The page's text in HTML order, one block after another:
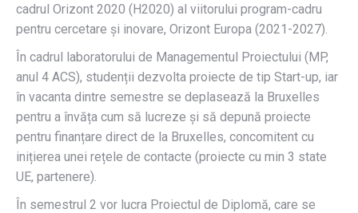
cadrul Orizont 2020 (H2020) al viitorului program-cadru
pentru cercetare și inovare, Orizont Europa (2021-2027).
În cadrul laboratorului de Managementul Proiectului (MP,
anul 4 ACS), studenții dezvolta proiecte de tip Start-up, iar
în vacanta dintre semestre se deplasează la Bruxelles
pentru a învăța cum să lucreze și să depună proiecte
pentru finanțare direct de la Bruxelles, concomitent cu
inițierea unei rețele de contacte (proiecte cu min 3 state
UE, partenere).
În semestrul 2 vor lucra Proiectul de Diplomă, care se